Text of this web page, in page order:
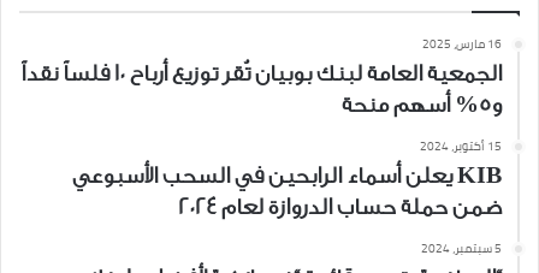
16 مارس، 2025
الجمعية العامة لبنك بوبيان تُقر توزيع أرباح 10 فلساً نقداً
و5% أسهم منحة
15 أكتوبر، 2024
KIB يعلن أسماء الرابحين في السحب الأسبوعي
ضمن حملة حساب الدروازة لعام 2024
5 سبتمبر، 2024